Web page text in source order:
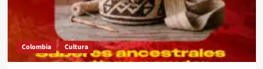
Colombia Cultura